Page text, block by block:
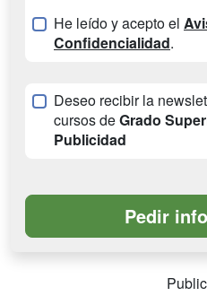
He leído y acepto el
Confidencialidad.
Deseo recibir la
cursos deGrado
Publicidad